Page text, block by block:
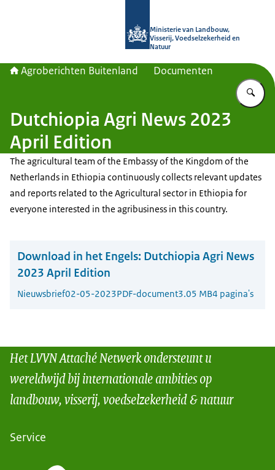
Ministerie van Landbouw,
Visserij, Voedselzekerheid en
Natuur
Agroberichten Buitenland Documenten
Dutchiopia Agri News 2023
April Edition
The agricultural team of the Embassy of the Kingdom of the
Netherlands in Ethiopia continuously collects relevant updates
and reports related to the Agricultural sector in Ethiopia for
everyone interested in the agribusiness in this country.
Download in het Engels: Dutchiopia Agri News
2023 April Edition
Nieuwsbrief02-05-2023PDF-document3.05 MB4 pagina's
Het LVVN Attaché Netwerk ondersteunt u
wereldwijd bij internationale ambities op
landbouw, visserij, voedselzekerheid & natuur
Service